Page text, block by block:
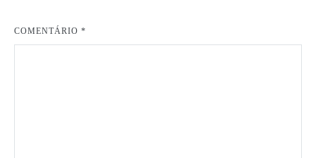
COMENTÁRIO *